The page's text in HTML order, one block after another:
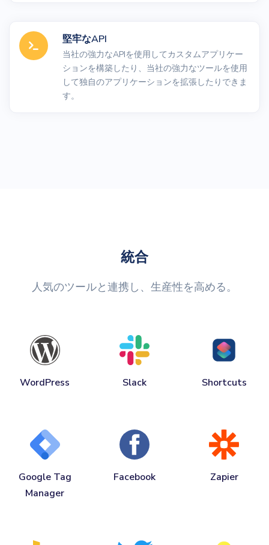
堅牢なAPI
当社の強力なAPIを使用してカスタムアプリケー
ションを構築したり、当社の強力なツールを使用
して独自のアプリケーションを拡張したりできま
す。
統合
人気のツールと連携し、生産性を高める。
WordPress Slack Shortcuts
Google Tag
Manager
Facebook Zapier